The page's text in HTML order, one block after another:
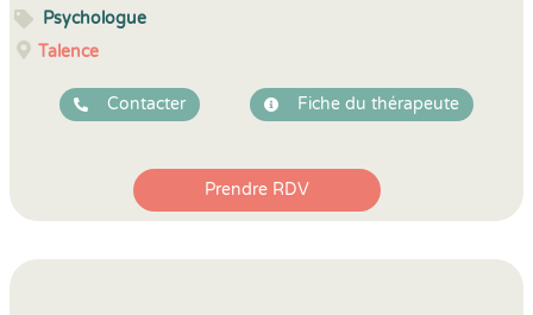
Psychologue
Talence
Contacter Fiche du thérapeute
Prendre RDV